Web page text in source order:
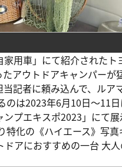
家用車」にて紹介されたト
アウトドアキャンパーが
記者に頼み込んで、ルア
のは2023年6月10日〜11
ンプエキスポ2023」にて
化の《ハイエース》写真
ドアにおすすめの一台 大